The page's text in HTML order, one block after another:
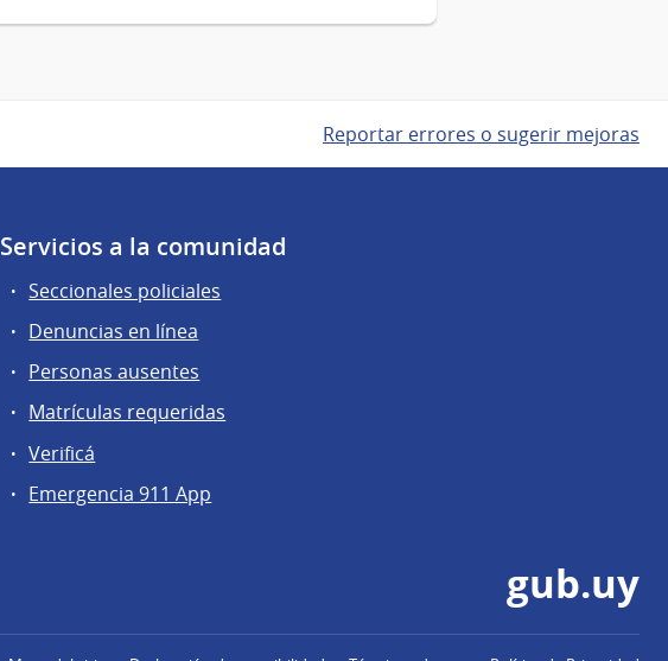
Reportar errores o sugerir mejoras
Servicios a la comunidad
Seccionales policiales
Denuncias en línea
Personas ausentes
Matrículas requeridas
Verificá
Emergencia 911 App
gub.uy